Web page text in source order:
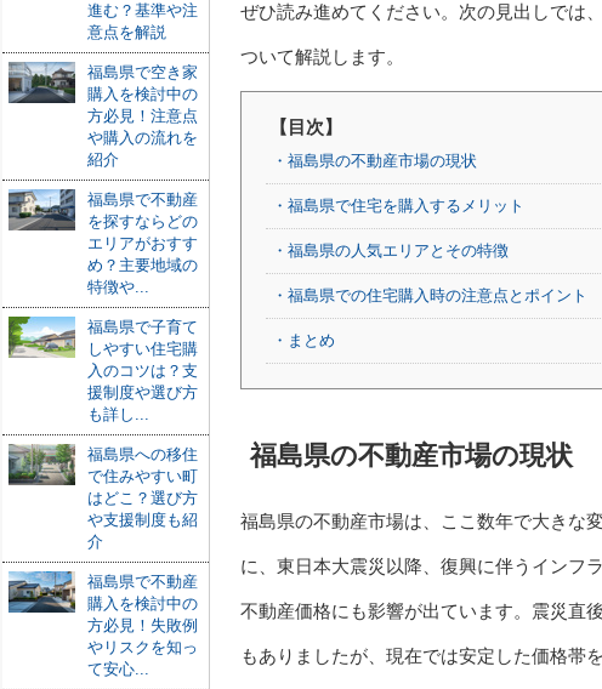
ぜひ読み進めてください。次の見出しでは
ついて解説します。
【目次】
・福島県の不動産市場の現状
・福島県で住宅を購入するメリット
・福島県の人気エリアとその特徴
・福島県での住宅購入時の注意点とポイント
・まとめ
福島県の不動産市場の現状
福島県の不動産市場は、ここ数年で大きな
に、東日本大震災以降、復興に伴うインフ
不動産価格にも影響が出ています。震災直
もありましたが、現在では安定した価格帯
進む？基準や注
意点を解説
福島県で空き家
購入を検討中の
方必見！注意点
や購入の流れを
紹介
福島県で不動産
を探すならどの
エリアがおすす
め？主要地域の
特徴や...
福島県で子育て
しやすい住宅購
入のコツは？支
援制度や選び方
も詳し...
福島県への移住
で住みやすい町
はどこ？選び方
や支援制度も紹
介
福島県で不動産
購入を検討中の
方必見！失敗例
やリスクを知っ
て安心...